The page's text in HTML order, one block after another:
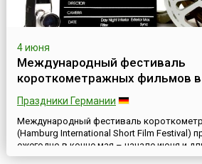
4 июня
Международный фестиваль
короткометражных фильмов в
Праздники Германии
Международный фестиваль
(Hamburg International Short Film Festival)
ежегодно в конце мая – начале июня и
проведения данного кинофорума